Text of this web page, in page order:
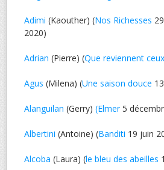
Adimi (Kaouther) (Nos Richesses
2020)
Adrian (Pierre) (Que reviennent
Agus (Milena) (Une saison douce
Alanguilan (Gerry) (Elmer5
Albertini (Antoine) (Banditi 19 juin
Alcoba (Laura) (le bleu des abeilles